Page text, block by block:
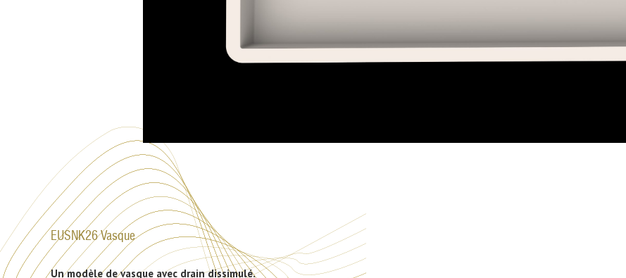
EUSNK26 Vasque
Un modèle de vasque avec drain dissimulé.